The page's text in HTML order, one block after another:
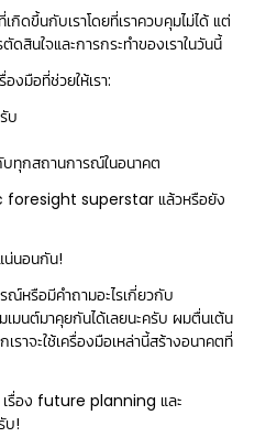
กิดขึ้นกับเราโดยที่เราควบคุมไม่ได้ แต่
สินใจและการกระทำของเราในวันนี้
มือที่ช่วยให้เรา:
บ
ทุกสถานการณ์ในอนาคต
foresight superstar แล้วหรือยัง
น่นอนกัน!
ณ์หรือมีคำถามอะไรเกี่ยวกับ
ต์มาคุยกันได้เลยนะครับ ผมตื่นเต้น
ราจะใช้เครื่องมือเหล่านี้สร้างอนาคตที่
เรื่อง future planning และ
บ!